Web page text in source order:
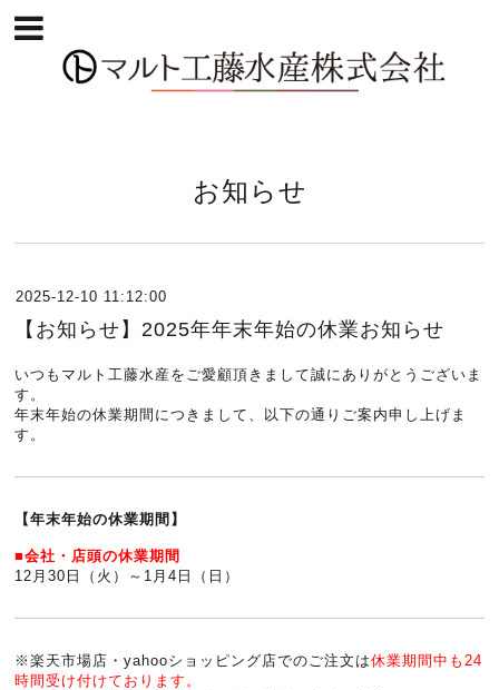
お知らせ
2025-12-10 11:12:00
【お知らせ】2025年年末年始の休業お知らせ
いつもマルト工藤水産をご愛顧頂きまして誠にありがとうございま
す。
年末年始の休業期間につきまして、以下の通りご案内申し上げま
す。
【年末年始の休業期間】
■会社・店頭の休業期間
12月30日（火）～1月4日（日）
※楽天市場店・yahooショッピング店でのご注文は休業期間中も24
時間受け付けております。